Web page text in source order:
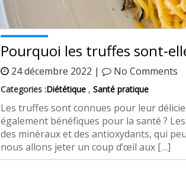
Pourquoi les truffes sont-
24 décembre 2022 | No Comments
Categories :Diététique , Santé pratique
Les truffes sont connues pour leur
également bénéfiques pour la santé ?
des minéraux et des antioxydants, qui
nous allons jeter un coup d’œil aux […]